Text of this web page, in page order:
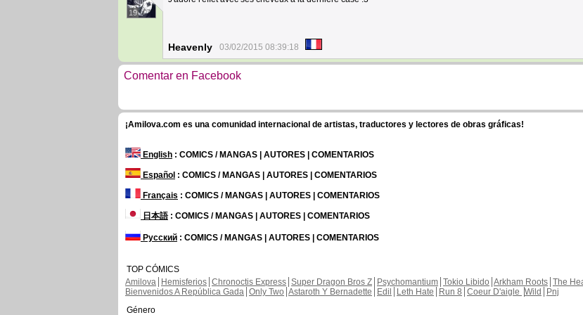
19
Heavenly 03/02/2015 08:39:18
Comentar en Facebook
¡Amilova.com es una comunidad internacional de artistas, traductores y lectores de obras gráficas!
English : COMICS / MANGAS | AUTORES | COMENTARIOS
Español : COMICS / MANGAS | AUTORES | COMENTARIOS
Français : COMICS / MANGAS | AUTORES | COMENTARIOS
日本語: COMICS / MANGAS | AUTORES | COMENTARIOS
Русский : COMICS / MANGAS | AUTORES | COMENTARIOS
TOP CÓMICS
Amilova
Hemisferios Chronoctis Express Super Dragon Bros Z Psychomantium Tokio Libido Arkham Roots The
Bienvenidos A República Gada Only Two Astaroth Y Bernadette Edil Leth Hate Run 8 Coeur D'aigle Wild
Pnj
Género